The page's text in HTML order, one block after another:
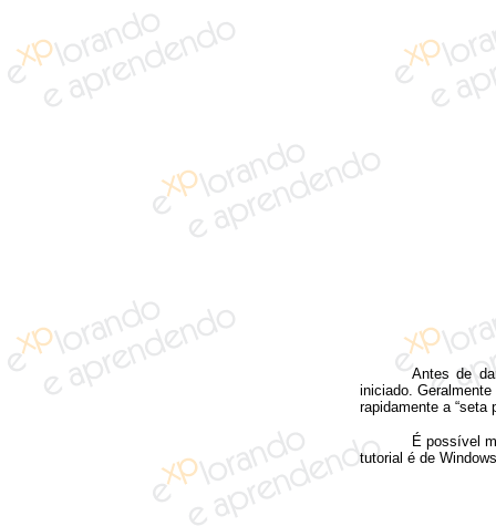
Antes de
iniciado.
rapidamente a “seta
É possível
tutorial é de